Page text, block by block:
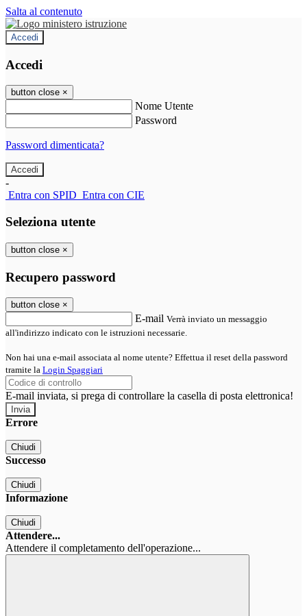
Salta al contenuto
Accedi
Accedi
button close ×
Nome Utente
Password
Password dimenticata?
-
Entra con SPID Entra con CIE
Seleziona utente
button close ×
Recupero password
button close ×
E-mail Verrà inviato un messaggio
all'indirizzo indicato con le istruzioni necessarie.
Non hai una e-mail associata al nome utente? Effettua il reset della password
tramite la Login Spaggiari
E-mail inviata, si prega di controllare la casella di posta elettronica!
Errore
Chiudi
Successo
Chiudi
Informazione
Chiudi
Attendere...
Attendere il completamento dell'operazione...